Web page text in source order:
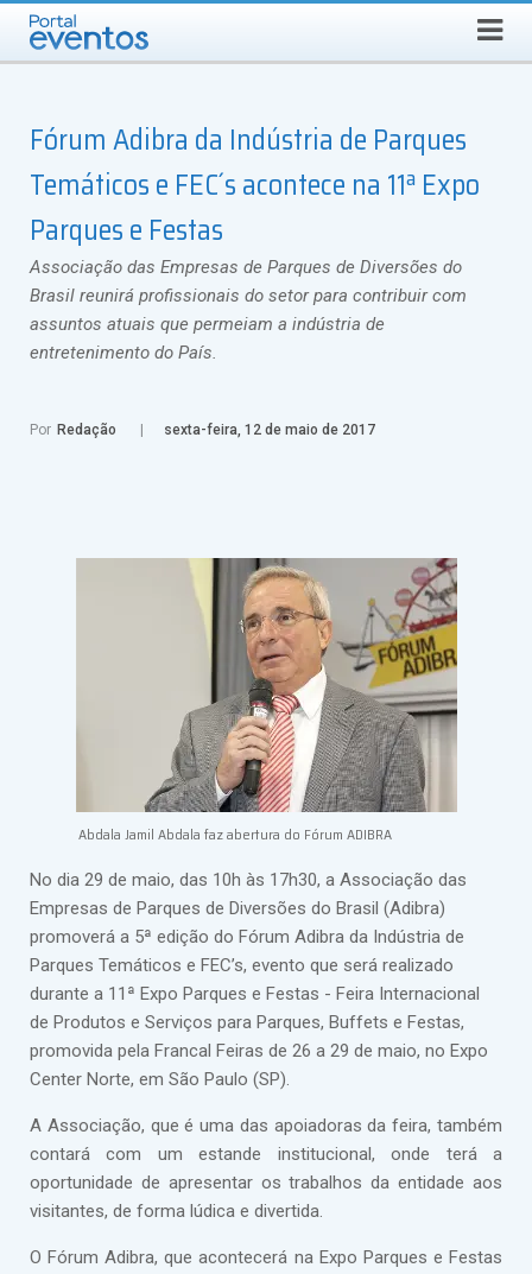
SÁBADO, 8 DE AGOSTO DE 2026 Busca
Fórum Adibra da Indústria de Parques
Temáticos e FEC´s acontece na 11ª Expo
Parques e Festas
Associação das Empresas de Parques de Diversões do
Brasil reunirá profissionais do setor para contribuir com
assuntos atuais que permeiam a indústria de
entretenimento do País.
Por Redação sexta-feira, 12 de maio de 2017
Abdala Jamil Abdala faz abertura do Fórum ADIBRA
No dia 29 de maio, das 10h às 17h30, a Associação das
Empresas de Parques de Diversões do Brasil (Adibra)
promoverá a 5ª edição do Fórum Adibra da Indústria de
Parques Temáticos e FEC’s, evento que será realizado
durante a 11ª Expo Parques e Festas - Feira Internacional
de Produtos e Serviços para Parques, Buffets e Festas,
promovida pela Francal Feiras de 26 a 29 de maio, no Expo
Center Norte, em São Paulo (SP).
A Associação, que é uma das apoiadoras da feira, também
contará com um estande institucional, onde terá a
oportunidade de apresentar os trabalhos da entidade aos
visitantes, de forma lúdica e divertida.
O Fórum Adibra, que acontecerá na Expo Parques e Festas